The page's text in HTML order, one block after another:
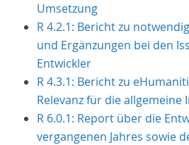
Umsetzung
R 4.2.1: Bericht zu
und Ergänzungen bei den
Entwickler
R 4.3.1: Bericht zu
Relevanz für die allgemeine
R 6.0.1: Report über die
vergangenen Jahres sowie